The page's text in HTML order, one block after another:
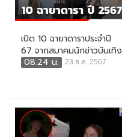
เปิด 10 ฉายาดาราประจำปี
67 จากสมาคมนักข่าวบันเทิง
08:24 น.
23 ธ.ค. 2567